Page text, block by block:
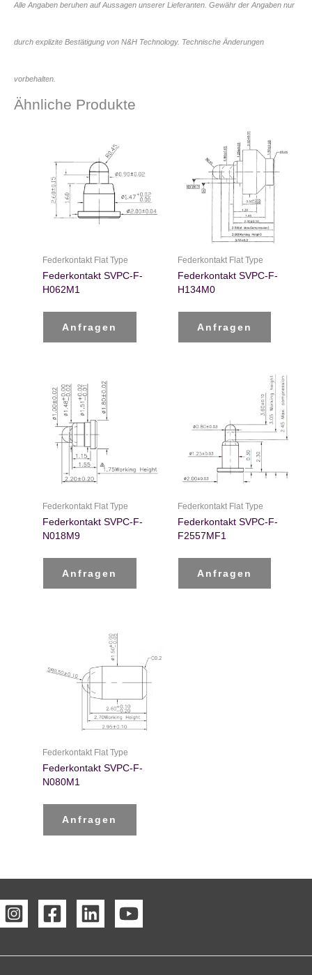
Alle Angaben beruhen auf Aussagen unserer Lieferanten. Gewähr der Angaben nur
durch explizite Bestätigung von N&H Technology. Technische Änderungen
vorbehalten.
Ähnliche Produkte
Federkontakt Flat Type
Federkontakt SVPC-F-
H062M1
Anfragen
Federkontakt Flat Type
Federkontakt SVPC-F-
H134M0
Anfragen
Federkontakt Flat Type
Federkontakt SVPC-F-
N018M9
Anfragen
Federkontakt Flat Type
Federkontakt SVPC-F-
F2557MF1
Anfragen
Federkontakt Flat Type
Federkontakt SVPC-F-
N080M1
Anfragen